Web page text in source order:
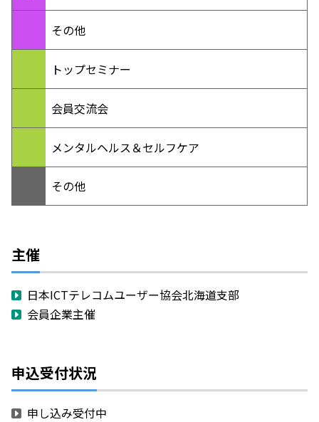
その他
トップセミナー
会員交流会
メンタルヘルス＆セルフケア
その他
主催
日本ICTテレコムユーザー協会北海道支部
会員企業主催
申込受付状況
申し込み受付中